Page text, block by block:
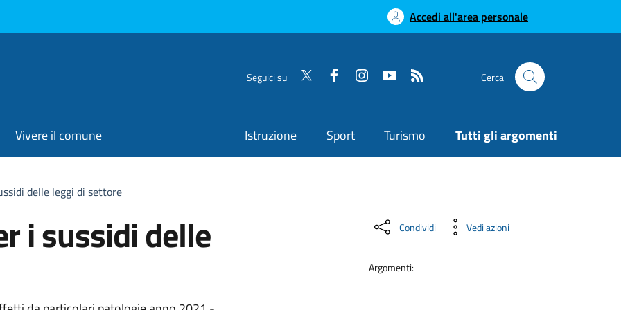
Accedi all'area personale
Seguici su Cerca
Vivere il comune Istruzione Sport Turismo Tutti gli argomenti
delle leggi di settore
i sussidi delle Condividi Vedi azioni
Argomenti: